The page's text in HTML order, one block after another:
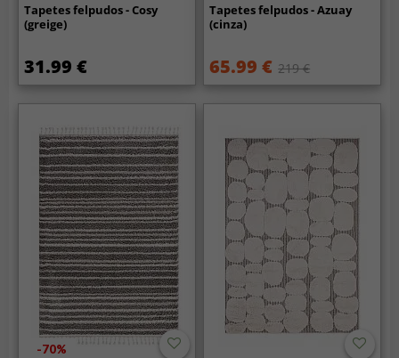
Tapetes felpudos - Cosy
(greige)
31.99 €
Tapetes felpudos - Azuay
(cinza)
65.99 € 219 €
-70%